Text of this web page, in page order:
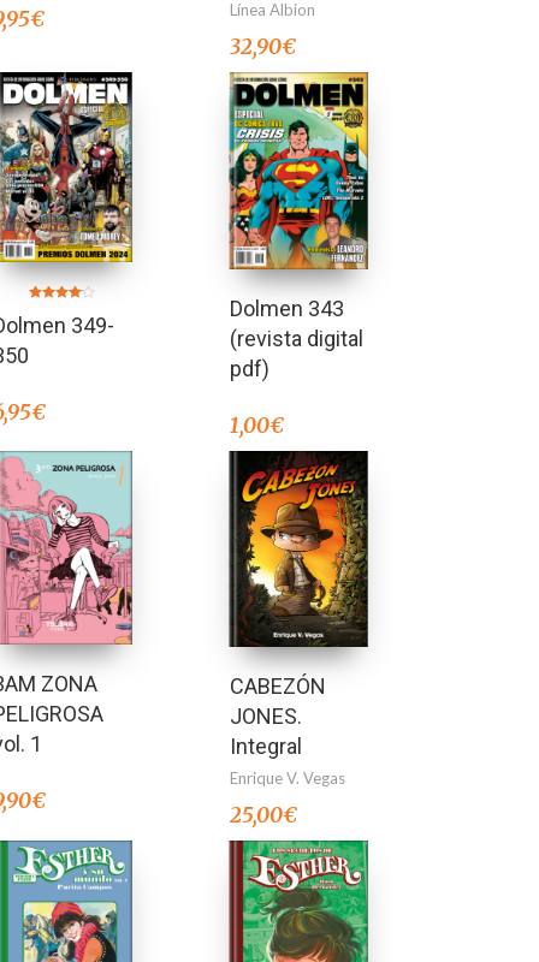
€ Línea Albion
32,90€
en
4.00
349-
€
Dolmen 343
(revista digital
pdf)
1,00€
ZONA
1
€
CABEZÓN
JONES.
Integral
Enrique V. Vegas
25,00€